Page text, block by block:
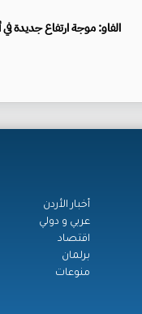
الفاو: موجة ارتفاع جديدة في
أخبار الأردن
عربي و دولي
اقتصاد
برلمان
منوعات